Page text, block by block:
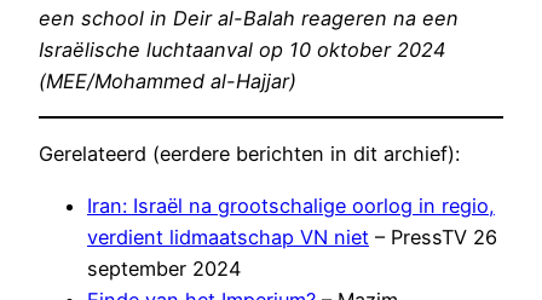
een school in Deir al-Balah reageren na een
Israëlische luchtaanval op 10 oktober 2024
(MEE/Mohammed al-Hajjar)
Gerelateerd (eerdere berichten in dit archief):
Iran: Israël na grootschalige oorlog in regio,
verdient lidmaatschap VN niet – PressTV 26
september 2024